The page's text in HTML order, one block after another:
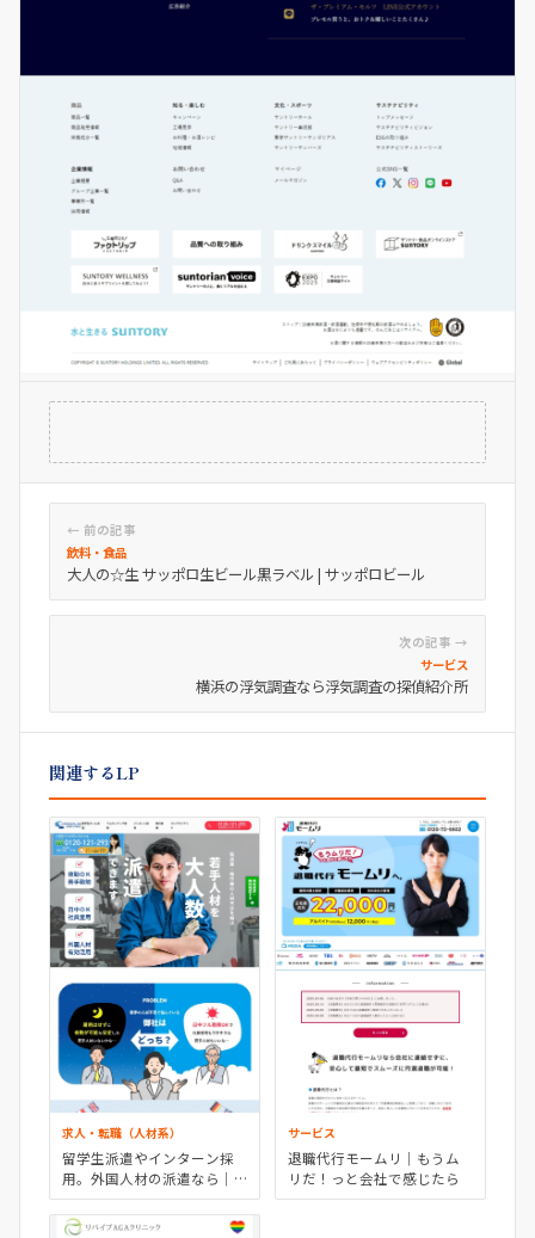
← 前の記事
飲料・食品
大人の☆生 サッポロ生ビール黒ラベル | サッポロビール
次の記事 →
サービス
横浜の浮気調査なら浮気調査の探偵紹介所
関連するLP
求人・転職（人材系）
留学生派遣やインターン採
用。外国人材の派遣なら｜
キャリアリンクファクトリ
ー
サービス
退職代行モームリ｜もうム
リだ！っと会社で感じたら